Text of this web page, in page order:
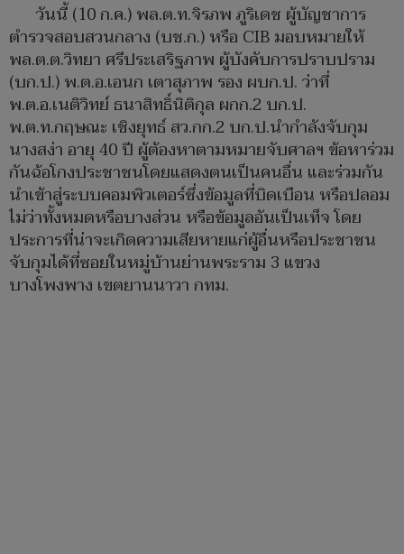
วันนี้ (10 ก.ค.) พล.ต.ท.จิรภพ ภูริเดช ผู้บัญชาการ
ตำรวจสอบสวนกลาง (บช.ก.) หรือ CIB มอบหมายให้
พล.ต.ต.วิทยา ศรีประเสริฐภาพ ผู้บังคับการปราบปราม
(บก.ป.) พ.ต.อ.เอนก เตาสุภาพ รอง ผบก.ป. ว่าที่
พ.ต.อ.เนติวิทย์ ธนาสิทธิ์นิติกุล ผกก.2 บก.ป.
พ.ต.ท.กฤษณะ เชิงยุทธ์ สว.กก.2 บก.ป.นำกำลังจับกุม
นางสง่า อายุ 40 ปี ผู้ต้องหาตามหมายจับศาลฯ ข้อหาร่วม
กันฉ้อโกงประชาชนโดยแสดงตนเป็นคนอื่น และร่วมกัน
นำเข้าสู่ระบบคอมพิวเตอร์ซึ่งข้อมูลที่บิดเบือน หรือปลอม
ไม่ว่าทั้งหมดหรือบางส่วน หรือข้อมูลอันเป็นเท็จ โดย
ประการที่น่าจะเกิดความเสียหายแก่ผู้อื่นหรือประชาชน
จับกุมได้ที่ซอยในหมู่บ้านย่านพระราม 3 แขวง
บางโพงพาง เขตยานนาวา กทม.